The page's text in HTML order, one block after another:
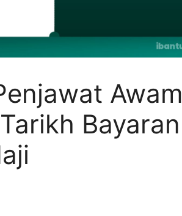
Awam
Bayaran